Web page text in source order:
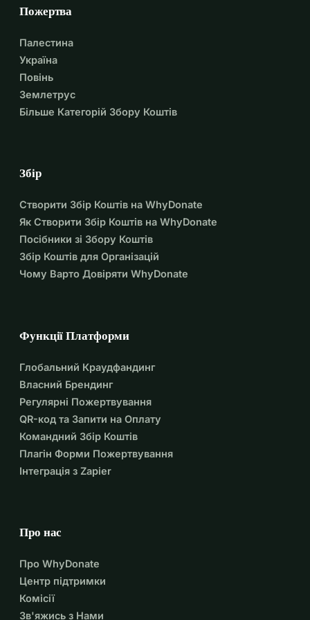
Пожертва
Палестина
Україна
Повінь
Землетрус
Більше Категорій Збору Коштів
Збір
Створити Збір Коштів на WhyDonate
Як Створити Збір Коштів на WhyDonate
Посібники зі Збору Коштів
Збір Коштів для Організацій
Чому Варто Довіряти WhyDonate
Функції Платформи
Глобальний Краудфандинг
Власний Брендинг
Регулярні Пожертвування
QR-код та Запити на Оплату
Командний Збір Коштів
Плагін Форми Пожертвування
Інтеграція з Zapier
Про нас
Про WhyDonate
Центр підтримки
Комісії
Зв'яжись з Нами